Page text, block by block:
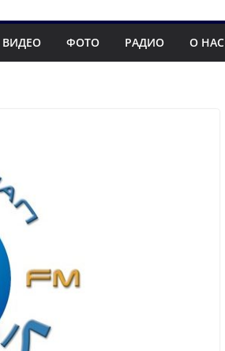
ВИДЕО ФОТО РАДИО О НАС